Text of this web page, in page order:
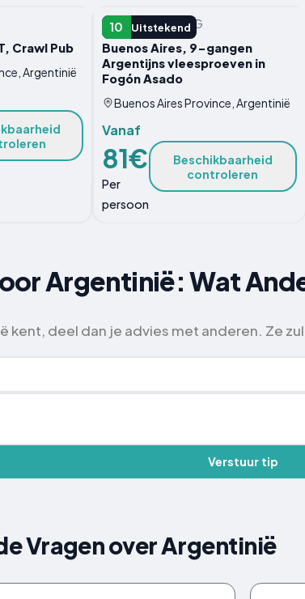
Crawl Pub
Argentinië
10 Uitstekend
ANDERE ERVARING
Buenos Aires, 9-gangen
Argentijns vleesproeven in
Fogón Asado
Buenos Aires Province, Argentinië
Vanaf
81€
Per
persoon
Beschikbaarheid
controleren
Argentinië: Wat
kent, deel dan je advies met anderen. Ze
Verstuur tip
Vragen over Argentinië